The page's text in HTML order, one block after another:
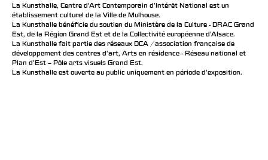
La Kunsthalle, Centre d’Art Contemporain d’Intérêt National est un
établissement culturel de la Ville de Mulhouse.
La Kunsthalle bénéficie du soutien du Ministère de la Culture - DRAC Grand
Est, de la Région Grand Est et de la Collectivité européenne d’Alsace.
La Kunsthalle fait partie des réseaux DCA / association française de
développement des centres d'art, Arts en résidence - Réseau national et
Plan d’Est – Pôle arts visuels Grand Est.
La Kunsthalle est ouverte au public uniquement en période d'exposition.